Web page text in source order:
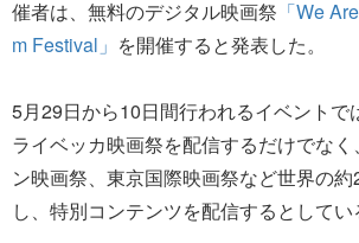
催者は、無料のデジタル映画祭 「We
m Festival」 を開催すると発表した。
5月29日から10日間行われるイベントで
ライベッカ映画祭を配信するだけでなく
ン映画祭、東京国際映画祭など世界の
し、特別コンテンツを配信するとしてい